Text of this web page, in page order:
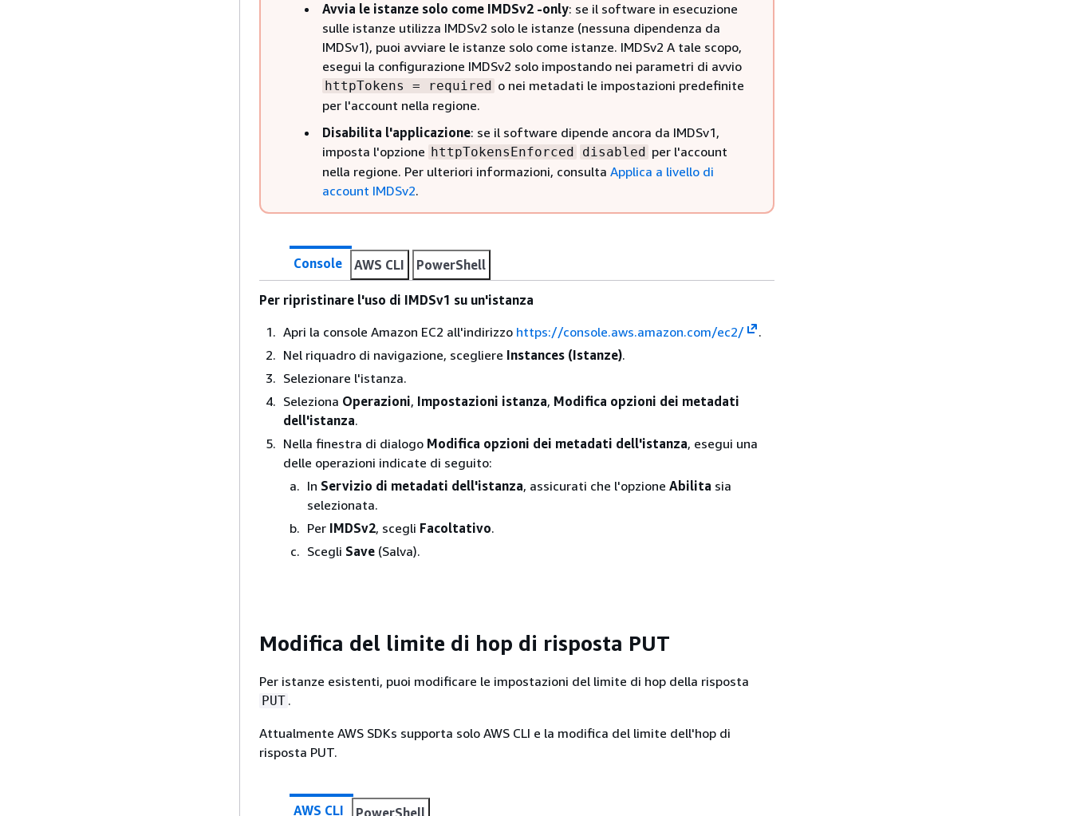
Avvia le istanze solo come IMDSv2 -only: se il software in esecuzione
sulle istanze utilizza IMDSv2 solo le istanze (nessuna dipendenza da
IMDSv1), puoi avviare le istanze solo come istanze. IMDSv2 A tale scopo,
esegui la configurazione IMDSv2 solo impostando nei parametri di avvio
httpTokens = required o nei metadati le impostazioni predefinite
per l'account nella regione.
Disabilita l'applicazione: se il software dipende ancora da IMDSv1,
imposta l'opzione httpTokensEnforced disabled per l'account
nella regione. Per ulteriori informazioni, consulta Applica a livello di
account IMDSv2.
Console AWS CLI PowerShell
Per ripristinare l'uso di IMDSv1 su un'istanza
Apri la console Amazon EC2 all'indirizzo https://console.aws.amazon.com/ec2/
.
Nel riquadro di navigazione, scegliere Instances (Istanze).
Selezionare l'istanza.
Seleziona Operazioni, Impostazioni istanza, Modifica opzioni dei metadati
dell'istanza.
Nella finestra di dialogo Modifica opzioni dei metadati dell'istanza, esegui una
delle operazioni indicate di seguito:
In Servizio di metadati dell'istanza, assicurati che l'opzione Abilita sia
selezionata.
Per IMDSv2, scegli Facoltativo.
Scegli Save (Salva).
Modifica del limite di hop di risposta PUT
Per istanze esistenti, puoi modificare le impostazioni del limite di hop della risposta
PUT .
Attualmente AWS SDKs supporta solo AWS CLI e la modifica del limite dell'hop di
risposta PUT.
AWS CLI PowerShell